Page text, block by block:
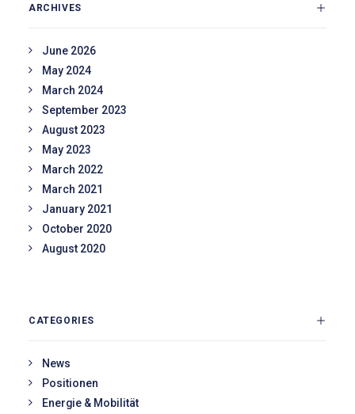
ARCHIVES
June 2026
May 2024
March 2024
September 2023
August 2023
May 2023
March 2022
March 2021
January 2021
October 2020
August 2020
CATEGORIES
News
Positionen
Energie & Mobilität